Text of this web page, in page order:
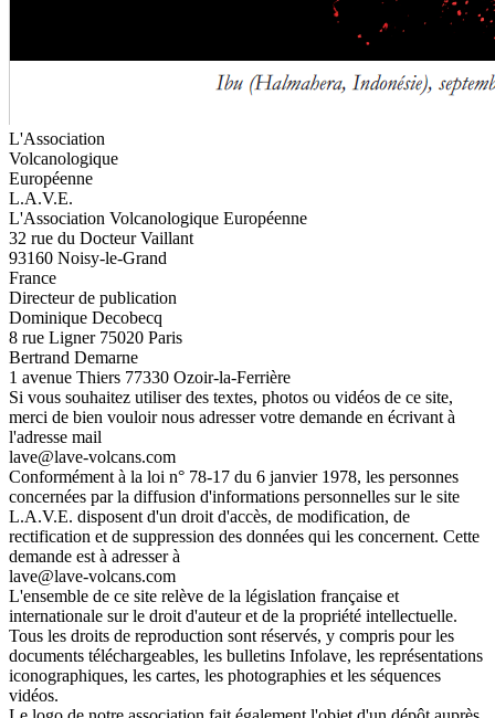
L'Association
Volcanologique
Européenne
L.A.V.E.
L'Association Volcanologique Européenne
32 rue du Docteur Vaillant
93160 Noisy-le-Grand
France
Directeur de publication
Dominique Decobecq
8 rue Ligner 75020 Paris
Bertrand Demarne
1 avenue Thiers 77330 Ozoir-la-Ferrière
Si vous souhaitez utiliser des textes, photos ou vidéos de ce site,
merci de bien vouloir nous adresser votre demande en écrivant à
l'adresse mail
lave@lave-volcans.com
Conformément à la loi n° 78-17 du 6 janvier 1978, les personnes
concernées par la diffusion d'informations personnelles sur le site
L.A.V.E. disposent d'un droit d'accès, de modification, de
rectification et de suppression des données qui les concernent. Cette
demande est à adresser à
lave@lave-volcans.com
L'ensemble de ce site relève de la législation française et
internationale sur le droit d'auteur et de la propriété intellectuelle.
Tous les droits de reproduction sont réservés, y compris pour les
documents téléchargeables, les bulletins Infolave, les représentations
iconographiques, les cartes, les photographies et les séquences
vidéos.